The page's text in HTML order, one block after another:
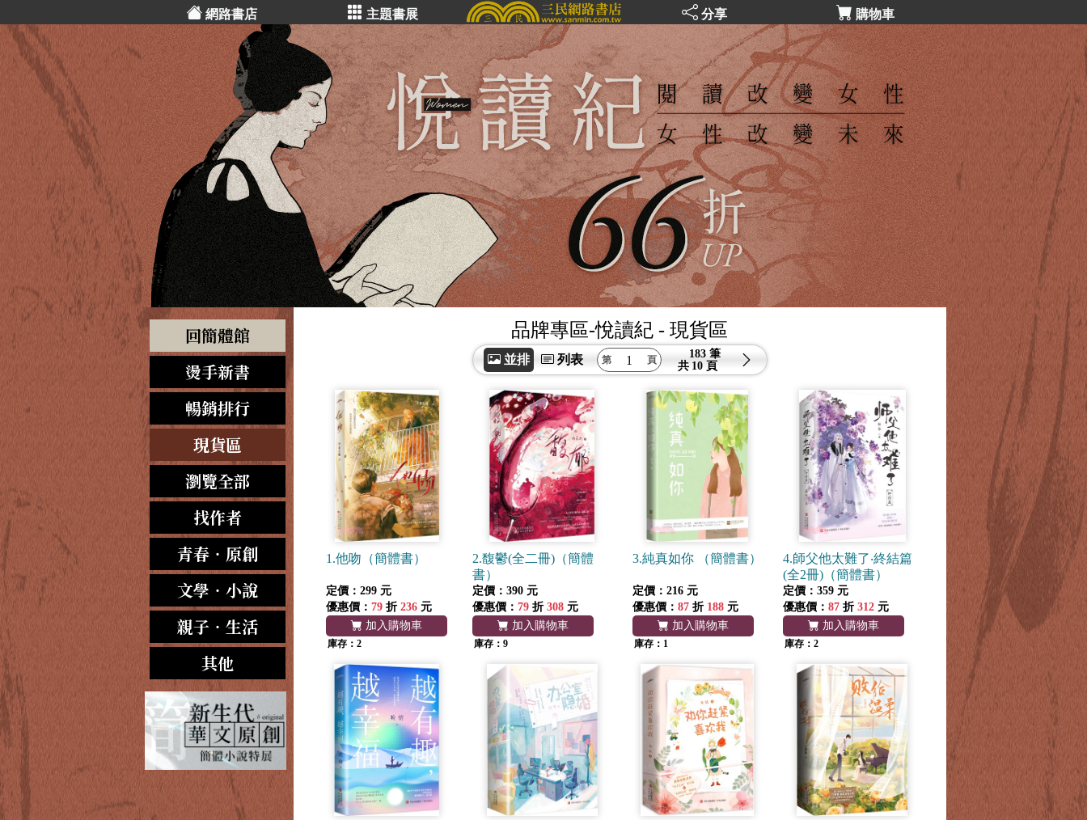
網路書店 主題書展 分享 購物車
回簡體館
燙手新書
暢銷排行
現貨區
瀏覽全部
找作者
青春‧原創
文學‧小說
親子‧生活
其他
品牌專區-悅讀紀 - 現貨區
並排 列表 共
183 筆
10 頁
1.他吻（簡體書）
定價：299 元
優惠價：79 折236 元
加入購物車
庫存：2
2.馥鬱(全二冊)（簡體
書）
定價：390 元
優惠價：79 折308 元
加入購物車
庫存：9
3.純真如你 （簡體書）
定價：216 元
優惠價： 87折 188元
加入購物車
庫存：1
4.師父他太難了‧終結篇
(全2冊)（簡體書）
定價：359 元
優惠價： 87折 312元
加入購物車
庫存：2